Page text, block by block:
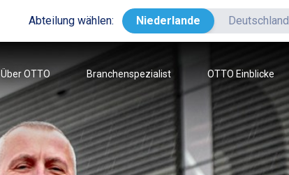
Abteilung wählen: Niederlande Deutschland
Über OTTO Branchenspezialist OTTO Einblicke